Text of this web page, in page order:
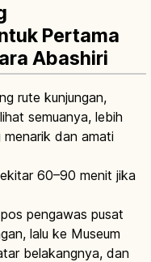
Pertama
Abashiri
rute kunjungan,
semuanya, lebih
dan amati
60–90 menit jika
pengawas pusat
lalu ke Museum
belakangnya, dan